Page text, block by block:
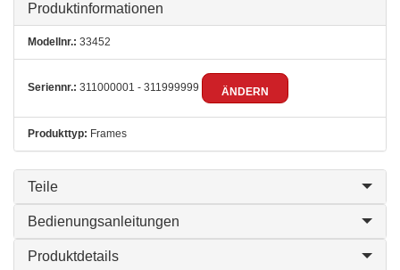
Produktinformationen
Modellnr.: 33452
Seriennr.: 311000001 - 311999999 ÄNDERN
Produkttyp: Frames
Teile
Bedienungsanleitungen
Produktdetails